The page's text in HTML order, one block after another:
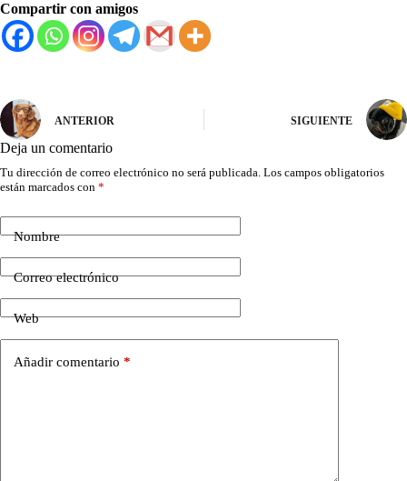
Compartir con amigos
ANTERIOR SIGUIENTE
Deja un comentario
Tu dirección de correo electrónico no será publicada. Los campos obligatorios
están marcados con *
Nombre
Correo electrónico
Web
Añadir comentario *